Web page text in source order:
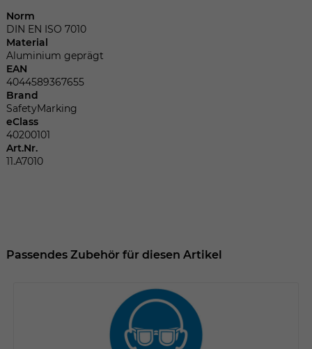
Norm
DIN EN ISO 7010
Material
Aluminium geprägt
EAN
4044589367655
Brand
SafetyMarking
eClass
40200101
Art.Nr.
11.A7010
Passendes Zubehör für diesen Artikel
Zweck
Einstellungen, falls der Webseiten-
Name
Anbieter
festhalten des Login Status.